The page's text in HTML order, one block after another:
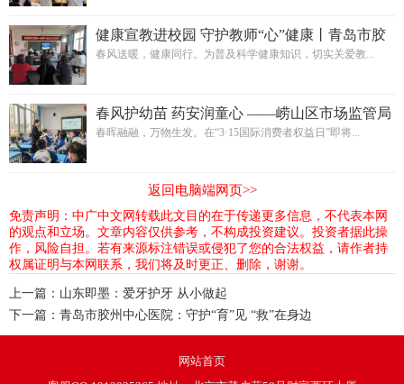
健康宣教进校园 守护教师“心”健康​丨青岛市胶
州中心医院走进马店小学开展健康讲座
春风送暖，健康同行。为普及科学健康知识，切实关爱教...
春风护幼苗 药安润童心 ——崂山区市场监管局
开展“3·15”药械化安全进校园活动
春晖融融，万物生发。在“3·15国际消费者权益日”即将...
返回电脑端网页>>
免责声明：中广中文网转载此文目的在于传递更多信息，不代表本网
的观点和立场。文章内容仅供参考，不构成投资建议。投资者据此操
作，风险自担。若有来源标注错误或侵犯了您的合法权益，请作者持
权属证明与本网联系，我们将及时更正、删除，谢谢。
上一篇： 山东即墨：爱牙护牙 从小做起
下一篇： 青岛市胶州中心医院：守护“育”见 “救”在身边
网站首页